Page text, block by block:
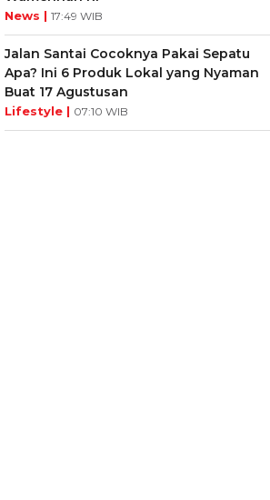
News | 17:49 WIB
Jalan Santai Cocoknya Pakai Sepatu
Apa? Ini 6 Produk Lokal yang Nyaman
Buat 17 Agustusan
Lifestyle | 07:10 WIB